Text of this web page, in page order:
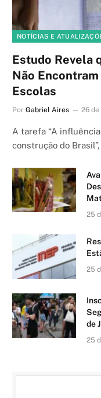
NOTÍCIAS E
Estudo Revela
Não
Escolas
Por Gabriel Aires 26 de
A tarefa “A
construção do
25
25
de
25